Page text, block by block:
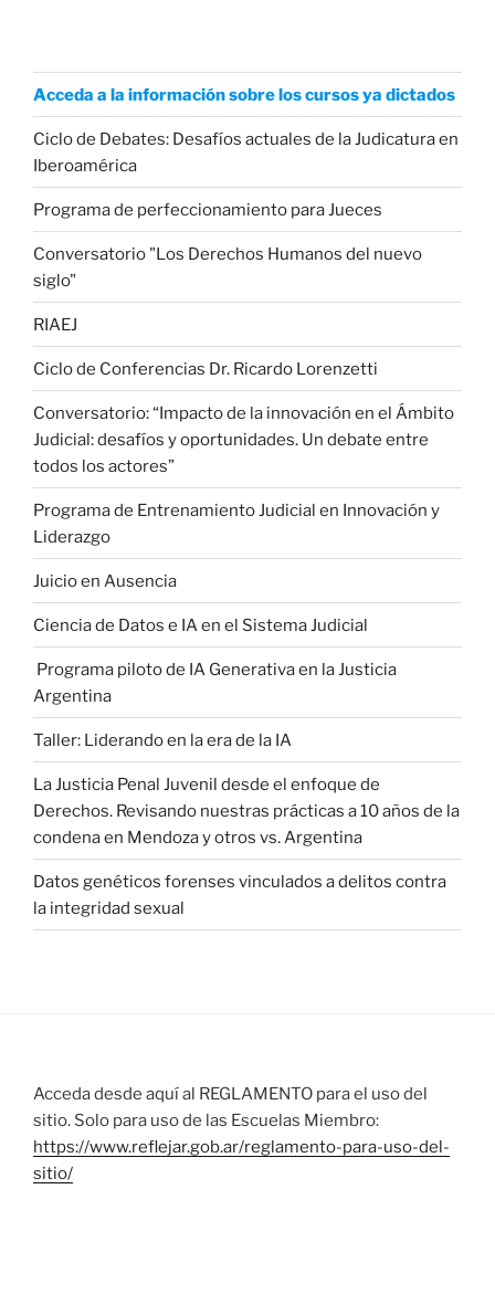
Acceda a la información sobre los cursos ya dictados
Ciclo de Debates: Desafíos actuales de la Judicatura en
Iberoamérica
Programa de perfeccionamiento para Jueces
Conversatorio "Los Derechos Humanos del nuevo
siglo"
RIAEJ
Ciclo de Conferencias Dr. Ricardo Lorenzetti
Conversatorio: “Impacto de la innovación en el Ámbito
Judicial: desafíos y oportunidades. Un debate entre
todos los actores”
Programa de Entrenamiento Judicial en Innovación y
Liderazgo
Juicio en Ausencia
Ciencia de Datos e IA en el Sistema Judicial
Programa piloto de IA Generativa en la Justicia
Argentina
Taller: Liderando en la era de la IA
La Justicia Penal Juvenil desde el enfoque de
Derechos. Revisando nuestras prácticas a 10 años de la
condena en Mendoza y otros vs. Argentina
Datos genéticos forenses vinculados a delitos contra
la integridad sexual
Acceda desde aquí al REGLAMENTO para el uso del
sitio. Solo para uso de las Escuelas Miembro:
https://www.reflejar.gob.ar/reglamento-para-uso-del-
sitio/